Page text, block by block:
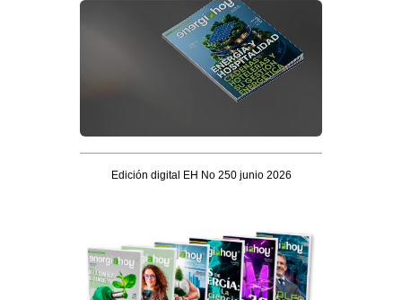
Edición digital EH No 250 junio 2026